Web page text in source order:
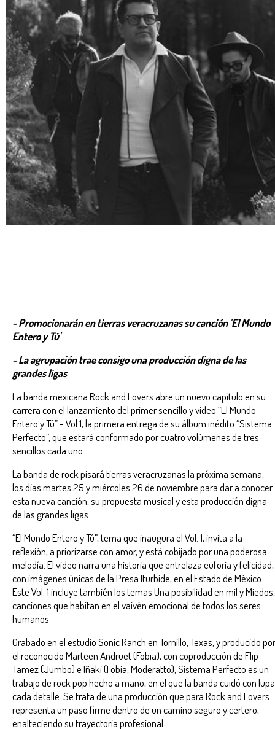
- Promocionarán en tierras veracruzanas su canción 'El Mundo
Entero y Tú'
- La agrupación trae consigo una producción digna de las
grandes ligas
La banda mexicana Rock and Lovers abre un nuevo capítulo en su
carrera con el lanzamiento del primer sencillo y video “El Mundo
Entero y Tú” - Vol.1, la primera entrega de su álbum inédito “Sistema
Perfecto”, que estará conformado por cuatro volúmenes de tres
sencillos cada uno.
La banda de rock pisará tierras veracruzanas la próxima semana,
los días martes 25 y miércoles 26 de noviembre para dar a conocer
esta nueva canción, su propuesta musical y esta producción digna
de las grandes ligas.
“El Mundo Entero y Tú”, tema que inaugura el Vol. 1, invita a la
reflexión, a priorizarse con amor, y está cobijado por una poderosa
melodía. El video narra una historia que entrelaza euforia y felicidad,
con imágenes únicas de la Presa Iturbide, en el Estado de México.
Este Vol. 1 incluye también los temas Una posibilidad en mil y Miedos,
canciones que habitan en el vaivén emocional de todos los seres
humanos.
Grabado en el estudio Sonic Ranch en Tornillo, Texas, y producido por
el reconocido Marteen Andruet (Fobia), con coproducción de Flip
Tamez (Jumbo) e Iñaki (Fobia, Moderatto), Sistema Perfecto es un
trabajo de rock pop hecho a mano, en el que la banda cuidó con lupa
cada detalle. Se trata de una producción que para Rock and Lovers
representa un paso firme dentro de un camino seguro y certero,
enalteciendo su trayectoria profesional.